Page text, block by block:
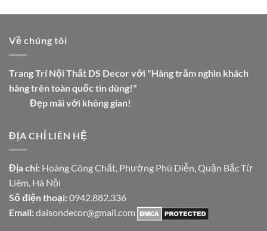
Về chúng tôi
Trang Trí Nội Thất DS Decor với "Hàng trăm nghìn khách
hàng trên toàn quốc tin dùng!"
Đẹp mãi với không gian!
ĐỊA CHỈ LIÊN HỆ
Địa chỉ: Hoàng Công Chất, Phường Phú Diễn, Quận Bắc Từ
Liêm, Hà Nội
Số điện thoại: 0942.882.336
Email: daisondecor@gmail.com